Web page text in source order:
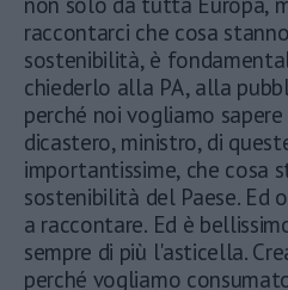
raccontarci che cosa
sostenibilità, è
chiederlo alla PA, alla
perché noi vogliamo
dicastero, ministro, di
importantissime, che cosa
sostenibilità del Paese. Ed
a raccontare. Ed è
sempre di più l'asticella.
perché vogliamo